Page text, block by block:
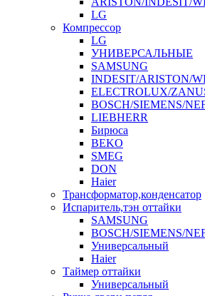
LG
Компрессор
LG
УНИВЕРСАЛЬНЫЕ
SAMSUNG
INDESIT/ARISTON/
ELECTROLUX/
BOSCH/SIEMENS/
LIEBHERR
Бирюса
BEKO
SMEG
DON
Haier
Трансформатор,конденсатор
Испаритель,тэн оттайки
SAMSUNG
BOSCH/SIEMENS/
Универсальный
Haier
Таймер оттайки
Универсальный